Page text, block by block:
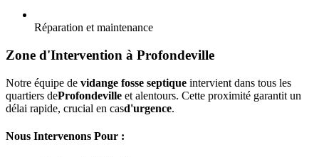
Réparation et maintenance
Zone d'Intervention à Profondeville
Notre équipe de vidange fosse septique intervient dans tous les
quartiers deProfondeville et alentours. Cette proximité garantit un
délai rapide, crucial en casd'urgence.
Nous Intervenons Pour :